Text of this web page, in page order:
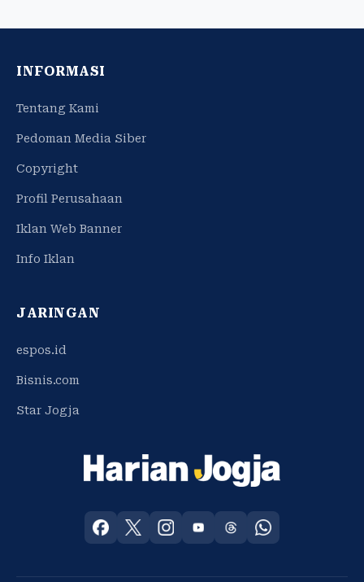
INFORMASI
Tentang Kami
Pedoman Media Siber
Copyright
Profil Perusahaan
Iklan Web Banner
Info Iklan
JARINGAN
espos.id
Bisnis.com
Star Jogja